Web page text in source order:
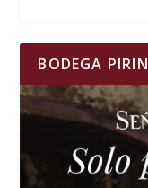
BODEGA